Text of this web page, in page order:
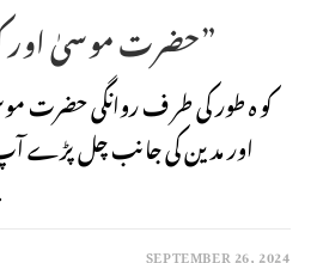
“حضرت موسیٰ اور کو ہ طو ر کا واوقعہ”
کو ہ طور کی طر ف روانگی حضرت
اور مدین کی جانب چل پڑے
SEPTEMBER 26, 2024